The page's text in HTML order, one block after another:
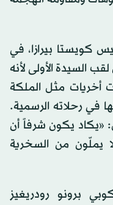
كويستا بيرازا، في
السيدة الأولى لأنه
أخريات مثل الملكة
في رحلاته الرسمية.
يكون شرفاً أن
يملّون من السخرية
برونو رودريغيز